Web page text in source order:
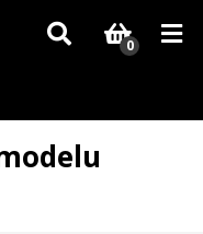
které nejsou skladem,
0